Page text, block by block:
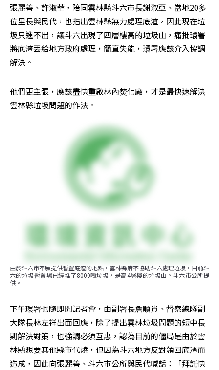
張麗善、許淑華，陪同雲林縣斗六市長謝淑亞、當地20多
位里長與民代，也指出雲林縣無力處理底渣，因此現在垃
圾只進不出，讓斗六出現了四層樓高的垃圾山，痛批環署
將底渣丟給地方政府處理，簡直失能，環署應該介入協調
解決。
他們更主張，應該盡快重啟林內焚化廠，才是最快速解決
雲林縣垃圾問題的作法。
由於斗六市不願提供暫置底渣的地點，雲林縣府不協助斗六處理垃圾，目前斗
六的垃圾暫置場已經堆了8000噸垃圾，是高4層樓的垃圾山。斗六市公所提
供。
下午環署也隨即開記者會，由副署長詹順貴、督察總隊副
大隊長林左祥出面回應，除了提出雲林垃圾問題的短中長
期解決對策，也強調必須互惠，認為目前的僵局是由於雲
林縣想要其他縣市代燒，但因為斗六地方反對領回底渣而
造成，因此向張麗善、斗六市公所與民代喊話：「拜託快